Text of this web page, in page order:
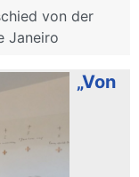
von der
Janeiro
„Von